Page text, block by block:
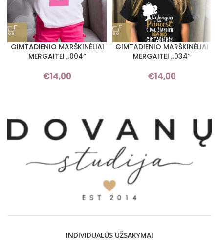
GIMTADIENIO MARŠKINĖLIAI
MERGAITEI „004“
€14,00
GIMTADIENIO MARŠKINĖLIAI
MERGAITEI „034“
€14,00
INDIVIDUALŪS UŽSAKYMAI